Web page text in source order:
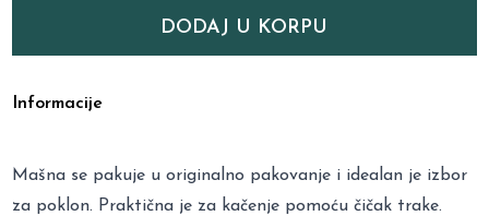
DODAJ U KORPU
Informacije
Mašna se pakuje u originalno pakovanje i idealan je izbor
za poklon. Praktična je za kačenje pomoću čičak trake.